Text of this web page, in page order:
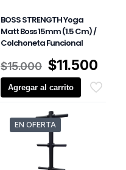
BOSS STRENGTH Yoga
Matt Boss 15mm (1.5 Cm) /
Colchoneta Funcional
$15.000 El
precio
original
$15.000.
$11.500
Agregar al carrito
EN OFERTA